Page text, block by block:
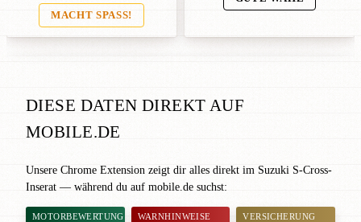
MACHT SPASS!
DIESE DATEN DIREKT AUF
MOBILE.DE
Unsere Chrome Extension zeigt dir alles direkt im Suzuki S-Cross-
Inserat — während du auf mobile.de suchst:
MOTORBEWERTUNG WARNHINWEISE VERSICHERUNG